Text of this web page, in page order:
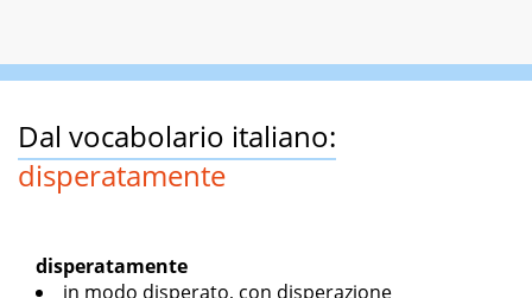
Dal vocabolario italiano:
disperatamente
disperatamente
in modo disperato, con disperazione